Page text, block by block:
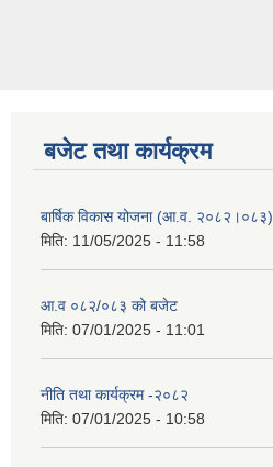
बजेट तथा कार्यक्रम
बार्षिक विकास योजना (आ.व. २०८२।०८३)
मिति: 11/05/2025 - 11:58
आ.व ०८२/०८३ को बजेट
मिति: 07/01/2025 - 11:01
नीति तथा कार्यक्रम -२०८२
मिति: 07/01/2025 - 10:58